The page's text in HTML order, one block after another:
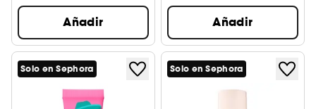
Añadir Añadir
Solo en Sephora Solo en Sephora